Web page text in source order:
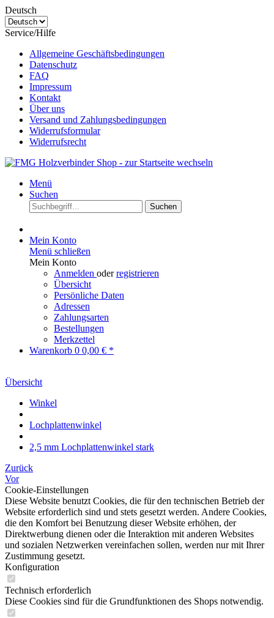
Deutsch
Service/Hilfe
Allgemeine Geschäftsbedingungen
Datenschutz
FAQ
Impressum
Kontakt
Über uns
Versand und Zahlungsbedingungen
Widerrufsformular
Widerrufsrecht
Menü
Suchen
Suchen
Mein Konto
Menü schließen
Mein Konto
Anmelden oderregistrieren
Übersicht
Persönliche Daten
Adressen
Zahlungsarten
Bestellungen
Merkzettel
Warenkorb 0 0,00 € *
Übersicht
Winkel
Lochplattenwinkel
2,5 mm Lochplattenwinkel stark
Zurück
Vor
Cookie-Einstellungen
Diese Website benutzt Cookies, die für den technischen Betrieb der
Website erforderlich sind und stets gesetzt werden. Andere Cookies,
die den Komfort bei Benutzung dieser Website erhöhen, der
Direktwerbung dienen oder die Interaktion mit anderen Websites
und sozialen Netzwerken vereinfachen sollen, werden nur mit Ihrer
Zustimmung gesetzt.
Konfiguration
Technisch erforderlich
Diese Cookies sind für die Grundfunktionen des Shops notwendig.